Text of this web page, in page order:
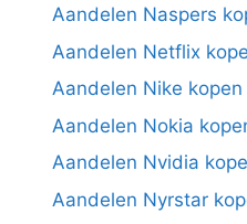
Aandelen Naspers
Aandelen Netflix
Aandelen Nike kopen
Aandelen Nokia
Aandelen Nvidia
Aandelen Nyrstar